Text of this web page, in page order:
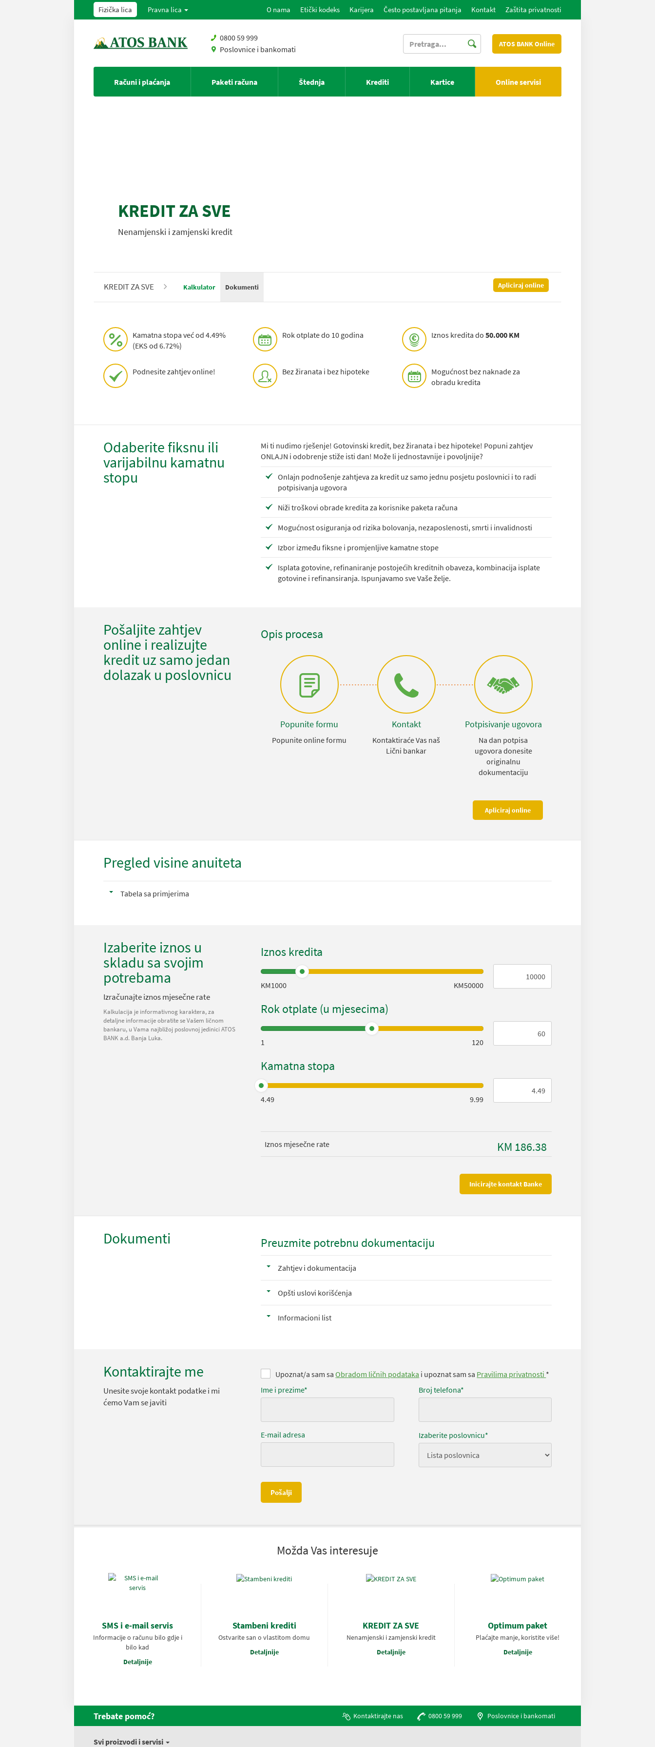
Fizička lica Pravna lica O nama Etički kodeks Karijera Često postavljana pitanja Kontakt Zaštita privatnosti
0800 59 999
Poslovnice i bankomati
ATOS BANK Online
Računi i plaćanja Paketi računa Štednja Krediti Kartice Online servisi
KREDIT ZA SVE
Nenamjenski i zamjenski kredit
KREDIT ZA SVE Kalkulator Dokumenti Apliciraj online
Kamatna stopa već od 4.49%
(EKS od 6.72%)
Rok otplate do 10 godina Iznos kredita do50.000 KM
Podnesite zahtjev online! Bez žiranata i bez hipoteke
Mogućnost bez naknade za
obradu kredita
Odaberite fiksnu ili
varijabilnu kamatnu
stopu
Mi ti nudimo rješenje! Gotovinski kredit, bez žiranata i bez hipoteke! Popuni zahtjev
ONLAJN i odobrenje stiže isti dan! Može li jednostavnije i povoljnije?
Onlajn podnošenje zahtjeva za kredit uz samo jednu posjetu poslovnici i to radi
potpisivanja ugovora
Niži troškovi obrade kredita za korisnike paketa računa
Mogućnost osiguranja od rizika bolovanja, nezaposlenosti, smrti i invalidnosti
Izbor između fiksne i promjenljive kamatne stope
Isplata gotovine, refinaniranje postojećih kreditnih obaveza, kombinacija isplate
gotovine i refinansiranja. Ispunjavamo sve Vaše želje.
Pošaljite zahtjev
online i realizujte
kredit uz samo jedan
dolazak u poslovnicu
Opis procesa
Popunite formu
Popunite online formu
Kontakt
Kontaktiraće Vas naš
Lični bankar
Potpisivanje ugovora
Na dan potpisa
ugovora donesite
originalnu
dokumentaciju
Apliciraj online
Pregled visine anuiteta
Tabela sa primjerima
Izaberite iznos u
skladu sa svojim
potrebama
Izračunajte iznos mjesečne rate
Kalkulacija je informativnog karaktera, za
detaljne informacije obratite se Vašem ličnom
bankaru, u Vama najbližoj poslovnoj jedinici ATOS
BANK a.d. Banja Luka.
Iznos kredita
KM1000 KM50000
Rok otplate (u mjesecima)
1 120
Kamatna stopa
4.49 9.99
Iznos mjesečne rate KM 186.38
Inicirajte kontakt Banke
Dokumenti Preuzmite potrebnu dokumentaciju
Zahtjev i dokumentacija
Opšti uslovi korišćenja
Informacioni list
Kontaktirajte me
Unesite svoje kontakt podatke i mi
ćemo Vam se javiti
Upoznat/a sam saObradom ličnih podataka i upoznat sam sa Pravilima privatnosti *
Ime i prezime*
Broj telefona*
E-mail adresa Izaberite poslovnicu*
Pošalji
Možda Vas interesuje
SMS i e-mail servis
Informacije o računu bilo gdje i
bilo kad
Detaljnije
Stambeni krediti
Ostvarite san o vlastitom domu
Detaljnije
KREDIT ZA SVE
Nenamjenski i zamjenski kredit
Detaljnije
Optimum paket
Plaćajte manje, koristite više!
Detaljnije
Trebate pomoć? Kontaktirajte nas 0800 59 999 Poslovnice i bankomati
Svi proizvodi i servisi